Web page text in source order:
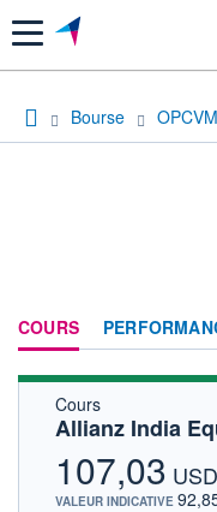
Menu
Bourse OPCVM
COURS
Cours
Allianz India
107,03 USD
VALEUR INDICATIVE